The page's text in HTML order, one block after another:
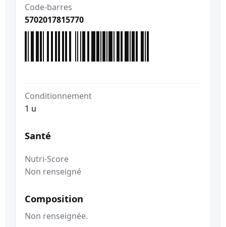
Code-barres
5702017815770
Conditionnement
1 u
Santé
Nutri-Score
Non renseigné
Composition
Non renseignée.